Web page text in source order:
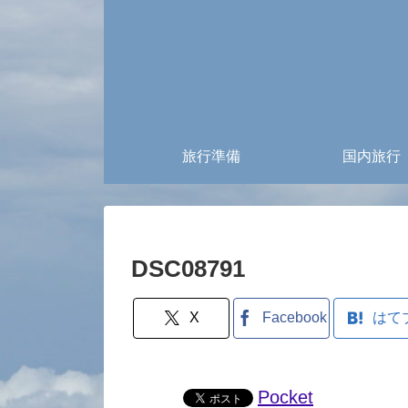
旅行準備 国内旅行
DSC08791
X Facebook はて
Pocket